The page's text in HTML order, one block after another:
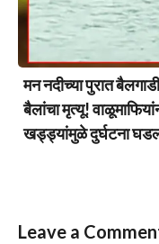
मन नदीच्या पुरात
बैलांचा मृत्यू!
खड्ड्यांमुळे दुर्घटना
Leave a